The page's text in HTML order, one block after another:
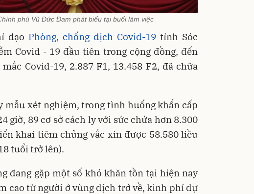
phủ Vũ Đức Đam phát biểu tại buổi làm việc
đạo Phòng, chống dịch Covid-19 tỉnh Sóc
Covid - 19 đầu tiên trong cộng đồng, đến
Covid-19, 2.887 F1, 13.458 F2, đã chữa
mẫu xét nghiệm, trong tình huống khẩn cấp
giờ, 89 cơ sở cách ly với sức chứa hơn 8.300
khai tiêm chủng vắc xin được 58.580 liều
tuổi trở lên).
đang gặp một số khó khăn tồn tại hiện nay
cao từ người ở vùng dịch trở về, kinh phí dự